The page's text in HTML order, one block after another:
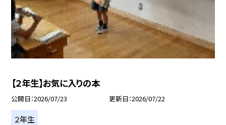
【２年生】お気に入りの本
公開日 2026/07/23 更新日 2026/07/22
２年生